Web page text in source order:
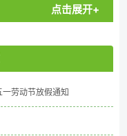
点击展开+
劳动节放假通知